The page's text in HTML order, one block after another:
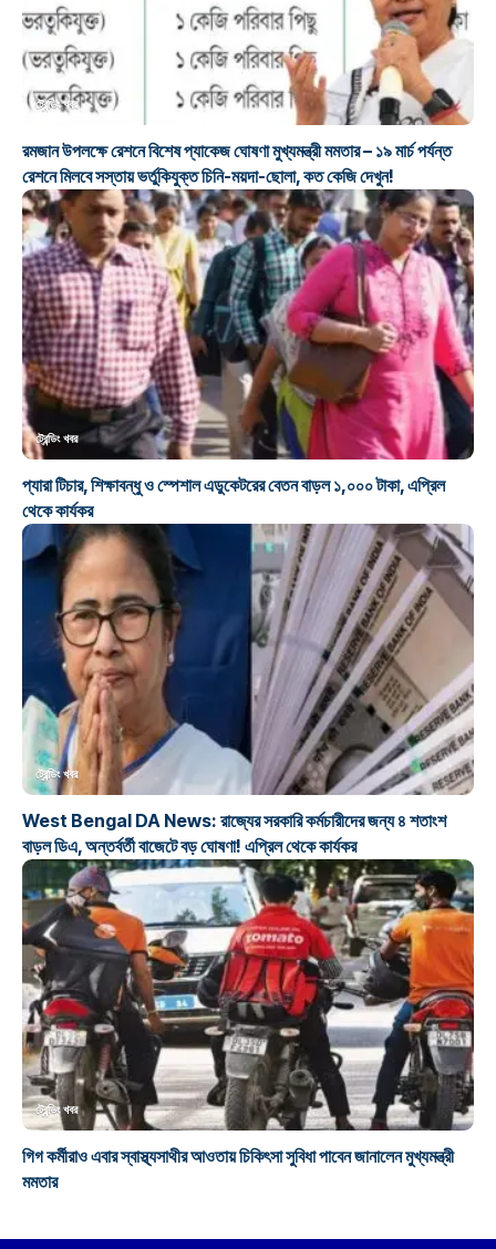
ট্রেন্ডিং খবর
রমজান উপলক্ষে রেশনে বিশেষ প্যাকেজ ঘোষণা মুখ্যমন্ত্রী মমতার – ১৯ মার্চ পর্যন্ত
রেশনে মিলবে সস্তায় ভর্তুকিযুক্ত চিনি-ময়দা-ছোলা, কত কেজি দেখুন!
ট্রেন্ডিং খবর
প্যারা টিচার, শিক্ষাবন্ধু ও স্পেশাল এডুকেটরের বেতন বাড়ল ১,০০০ টাকা, এপ্রিল
থেকে কার্যকর
ট্রেন্ডিং খবর
West Bengal DA News: রাজ্যের সরকারি কর্মচারীদের জন্য ৪ শতাংশ
বাড়ল ডিএ, অন্তর্বর্তী বাজেটে বড় ঘোষণা! এপ্রিল থেকে কার্যকর
ট্রেন্ডিং খবর
গিগ কর্মীরাও এবার স্বাস্থ্যসাথীর আওতায় চিকিৎসা সুবিধা পাবেন জানালেন মুখ্যমন্ত্রী
মমতার